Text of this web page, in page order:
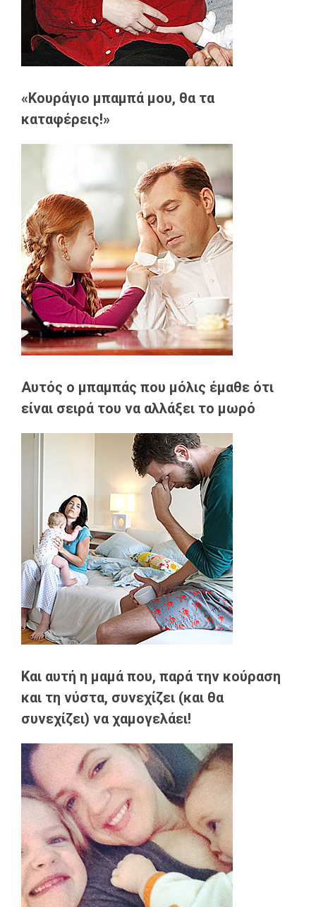
«Κουράγιο μπαμπά μου, θα τα
καταφέρεις!»
Αυτός ο μπαμπάς που μόλις έμαθε ότι
είναι σειρά του να αλλάξει το μωρό
Και αυτή η μαμά που, παρά την κούραση
και τη νύστα, συνεχίζει (και θα
συνεχίζει) να χαμογελάει!